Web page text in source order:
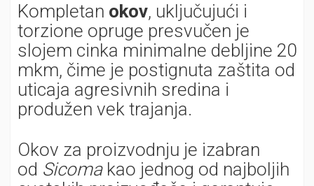
Kompletan okov, uključujući i
torzione opruge presvučen je
slojem cinka minimalne debljine 20
mkm, čime je postignuta zaštita od
uticaja agresivnih sredina i
produžen vek trajanja.
Okov za proizvodnju je izabran
od Sicomakao jednog od najboljih